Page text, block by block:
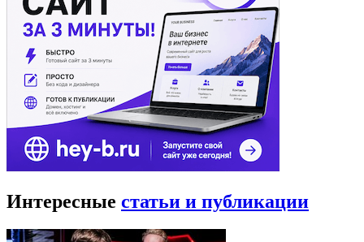
Интересные статьи и публикации